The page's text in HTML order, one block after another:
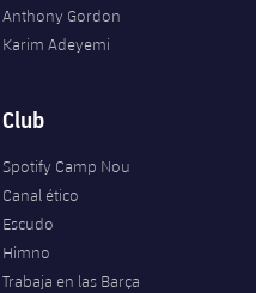
Anthony Gordon
Karim Adeyemi
Club
Spotify Camp Nou
Canal ético
Escudo
Himno
Trabaja en las Barça